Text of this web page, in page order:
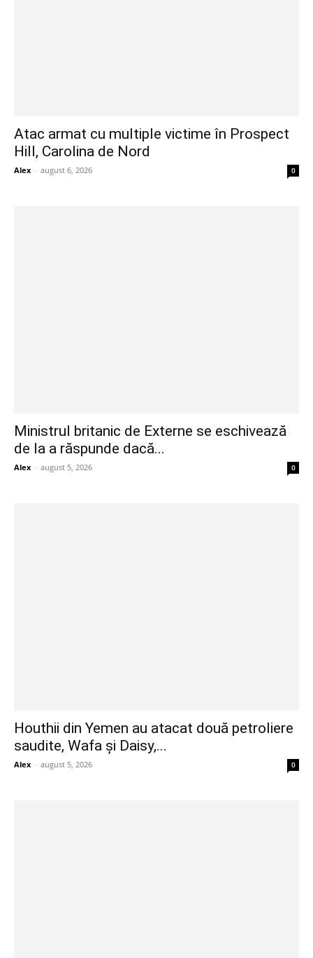
Atac armat cu multiple victime în Prospect
Hill, Carolina de Nord
Alex - august 6, 2026 0
Ministrul britanic de Externe se eschivează
de la a răspunde dacă...
Alex - august 5, 2026 0
Houthii din Yemen au atacat două petroliere
saudite, Wafa și Daisy,...
Alex - august 5, 2026 0